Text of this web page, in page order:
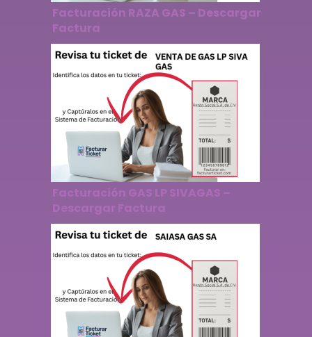
Facturación RAZA GAS – Descargar
Factura
Facturación GAS LP SIVAGAS –
Descargar Factura